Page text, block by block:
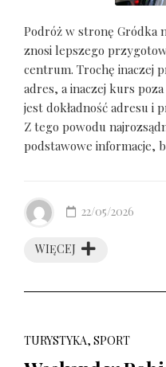
Podróż w stronę Gródka
znosi lepszego
centrum. Trochę inaczej
adres, a inaczej kurs
jest dokładność adresu i
Z tego powodu
podstawowe informacje,
WIĘCEJ
22/05/2026
TURYSTYKA, SPORT